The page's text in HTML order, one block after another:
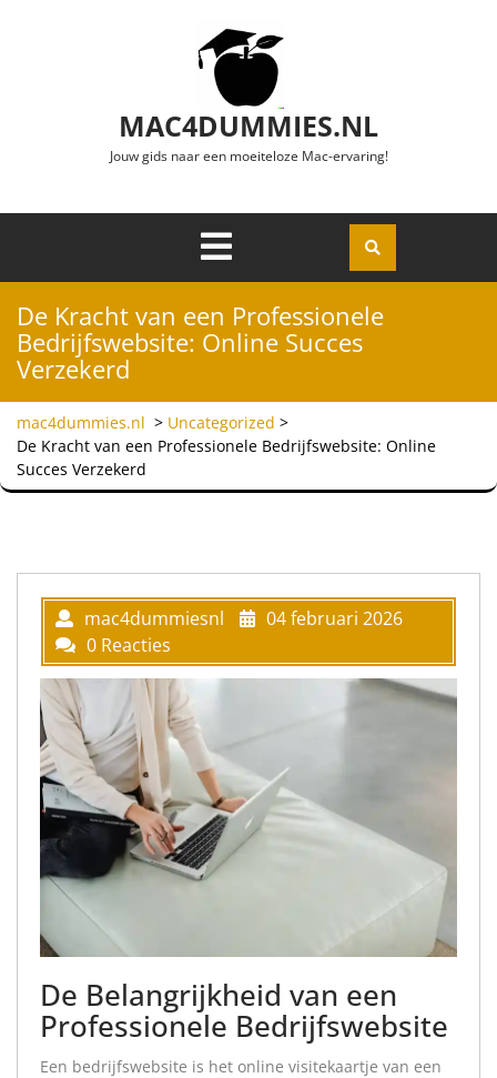
MAC4DUMMIES.NL
Jouw gids naar een moeiteloze Mac-ervaring!
Openen
De Kracht van een Professionele
Bedrijfswebsite: Online Succes
Verzekerd
mac4dummies.nl > Uncategorized >
De Kracht van een Professionele Bedrijfswebsite: Online
Succes Verzekerd
mac4dummiesnl
04 februari 2026
0 Reacties
De Belangrijkheid van een
Professionele Bedrijfswebsite
Een bedrijfswebsite is het online visitekaartje van een